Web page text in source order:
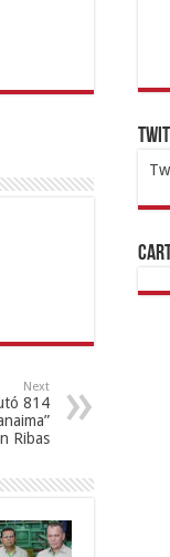
Next
814
Ribas